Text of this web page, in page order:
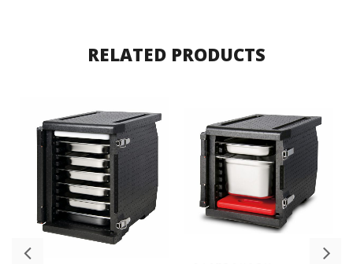
RELATED PRODUCTS